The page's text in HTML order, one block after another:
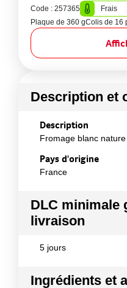
Code : 257365
Frais
Plaque de 360 gColis de 16
Description et
Description
Fromage blanc
Pays d'origine
France
DLC minimale
livraison
5 jours
Ingrédients et